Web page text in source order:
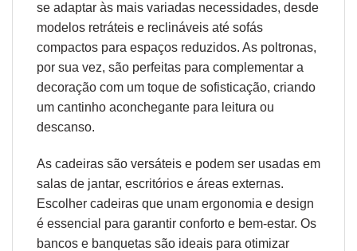
se adaptar às mais variadas necessidades, desde
modelos retráteis e reclináveis até sofás
compactos para espaços reduzidos. As poltronas,
por sua vez, são perfeitas para complementar a
decoração com um toque de sofisticação, criando
um cantinho aconchegante para leitura ou
descanso.
As cadeiras são versáteis e podem ser usadas em
salas de jantar, escritórios e áreas externas.
Escolher cadeiras que unam ergonomia e design
é essencial para garantir conforto e bem-estar. Os
bancos e banquetas são ideais para otimizar